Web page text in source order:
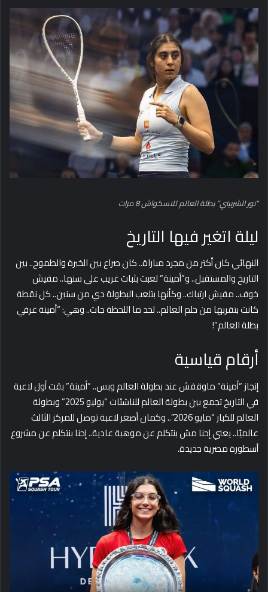
“نور الشربيني” بطلة العالم للاسكواش 8 مرات
ليلة اتغير فيها التاريخ
النهائي كان أكتر من مجرد مباراة.. كان صراع بين الخبرة والطموح.. بين
التاريخ والمستقبل.. و”أمينة” لعبت بثبات غريب على سنها.. مفيش
خوف.. مفيش ارتباك.. وكأنها بتلعب البطولة دي من سنين.. كل نقطة
كانت بتقربها من حلم العالم.. لحد ما اللحظة جات.. وهي: “أمينة عرفي
بطلة العالم”!
أرقام قياسية
إنجاز “أمينة” ماوقفش عند بطولة العالم وبس.. “أمينة” بقت أول لاعبة
في التاريخ تجمع بين بطولة العالم للناشئات “يوليو 2025” وبطولة
العالم للكبار “مايو 2026”.. وكمان أصغر لاعبة توصل للمركز الثالث
عالميًا.. يعني إحنا مش بنتكلم عن موهبة عادية.. إحنا بنتكلم عن مشروع
أسطورة مصرية جديدة.